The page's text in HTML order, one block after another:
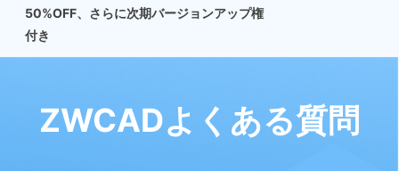
50%OFF、さらに次期バージョンアップ権
付き
ZWCADよくある質問